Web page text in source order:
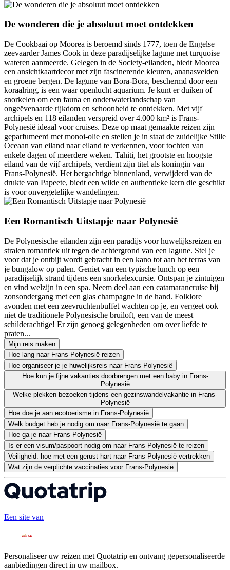
De wonderen die je absoluut moet ontdekken
De Cookbaai op Moorea is beroemd sinds 1777, toen de Engelse
zeevaarder James Cook in deze paradijselijke lagune met turquoise
wateren aanmeerde. Gelegen in de Society-eilanden, biedt Moorea
een ansichtkaartdecor met zijn fascinerende kleuren, ananasvelden
en groene bergen. De lagune van Bora-Bora, beschermd door een
koraalring, is een waar openlucht aquarium. Je kunt er duiken of
snorkelen om een fauna en onderwaterlandschap van
ongeëvenaarde rijkdom en schoonheid te ontdekken. Met vijf
archipels en 118 eilanden verspreid over 4.000 km² is Frans-
Polynesië ideaal voor cruises. Deze op maat gemaakte reizen zijn
geparfumeerd met monoi-olie en stellen je in staat de zuidelijke Stille
Oceaan van eiland naar eiland te verkennen, voor tochten van
enkele dagen of meerdere weken. Tahiti, het grootste en hoogste
eiland van de vijf archipels, verdient zijn titel als koningin van
Frans-Polynesië. Het bergachtige binnenland, verwijderd van de
drukte van Papeete, biedt een wilde en authentieke kern die geschikt
is voor onvergetelijke wandelingen.
Een Romantisch Uitstapje naar Polynesië
De Polynesische eilanden zijn een paradijs voor huwelijksreizen en
stralen romantiek uit tegen de achtergrond van een lagune. Stel je
voor dat je ontbijt wordt gebracht in een kano tot aan het terras van
je bungalow op palen. Geniet van een typische lunch op een
paradijselijk strand tijdens een snorkelexcursie. Ontspan je zintuigen
en vind welzijn in een spa. Neem deel aan een catamarancruise bij
zonsondergang met een glas champagne in de hand. Folklore
avonden met een zeevruchtenbuffet wachten op je, en vergeet ook
niet de traditionele Polynesische bruiloft, een van de meest
schilderachtige! Er zijn genoeg gelegenheden om over liefde te
praten...
Mijn reis maken
Hoe lang naar Frans-Polynesië reizen
Hoe organiseer je je huwelijksreis naar Frans-Polynesië
Hoe kun je fijne vakanties doorbrengen met een baby in Frans-
Polynesië
Welke plekken bezoeken tijdens een gezinswandelvakantie in Frans-
Polynesië
Hoe doe je aan ecotoerisme in Frans-Polynesië
Welk budget heb je nodig om naar Frans-Polynesië te gaan
Hoe ga je naar Frans-Polynesië
Is er een visum/paspoort nodig om naar Frans-Polynesië te reizen
Veiligheid: hoe met een gerust hart naar Frans-Polynesië vertrekken
Wat zijn de verplichte vaccinaties voor Frans-Polynesië
Een site van
Personaliseer uw reizen met Quotatrip en ontvang gepersonaliseerde
aanbiedingen direct in uw mailbox.